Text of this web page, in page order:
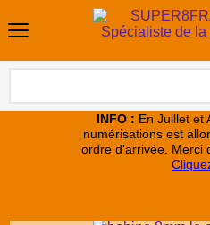
INFO : En Juillet et
numérisations est
ordre d’arrivée. Merci